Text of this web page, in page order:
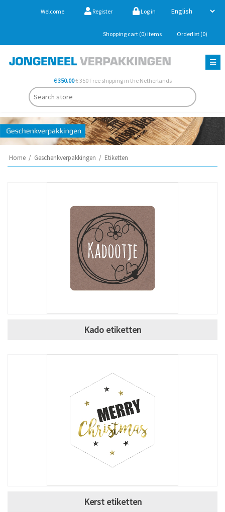
Welcome Register Log in
Shopping cart (0) items Orderlist (0)
€ 350.00€ 350 Free shipping in the Netherlands
Home / Geschenkverpakkingen / Etiketten
Kado etiketten
Kerst etiketten